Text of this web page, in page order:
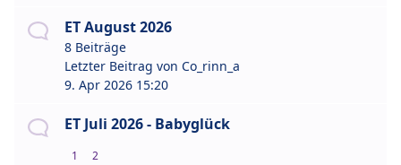
ET August 2026
8 Beiträge
Letzter Beitrag von Co_rinn_a
9. Apr 2026 15:20
ET Juli 2026 - Babyglück
1 2